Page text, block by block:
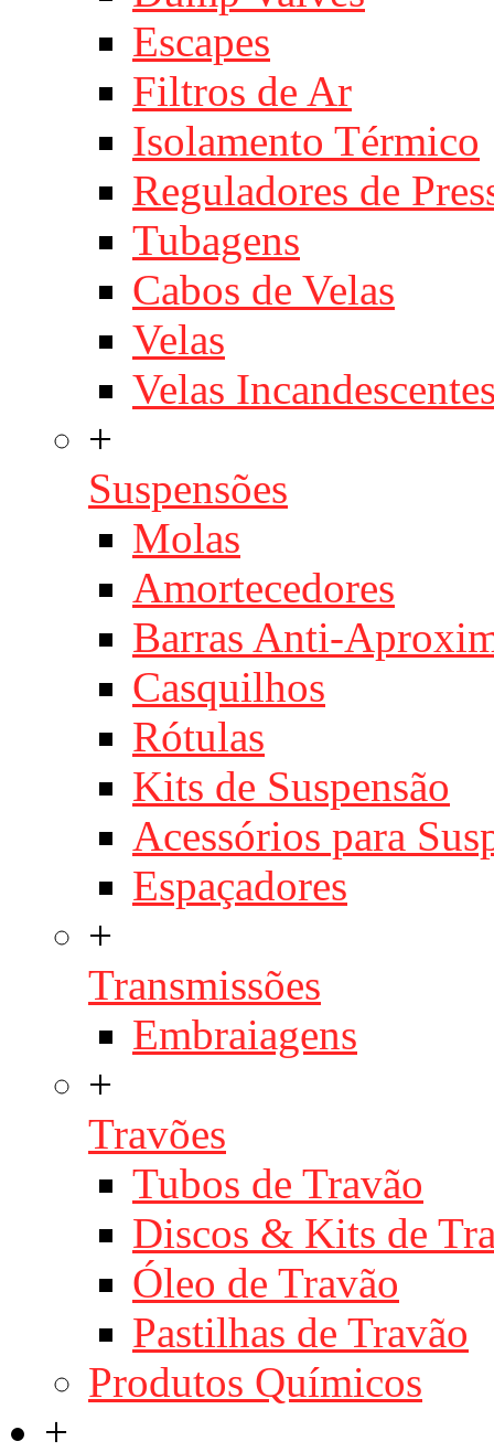
Escapes
Filtros de Ar
Isolamento Térmico
Reguladores de
Tubagens
Cabos de Velas
Velas
Velas
+
Suspensões
Molas
Amortecedores
Barras Anti-
Casquilhos
Rótulas
Kits de Suspensão
Acessórios para
Espaçadores
+
Transmissões
Embraiagens
+
Travões
Tubos de Travão
Discos & Kits de
Óleo de Travão
Pastilhas de Travão
Produtos Químicos
+